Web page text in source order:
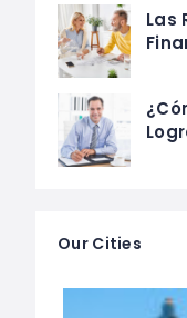
Las
Our Cities